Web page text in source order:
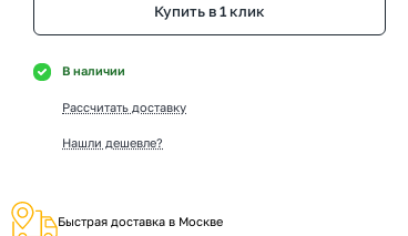
Купить в 1 клик
В наличии
Рассчитать доставку
Нашли дешевле?
Быстрая доставка в Москве